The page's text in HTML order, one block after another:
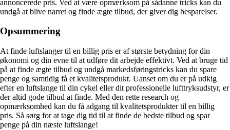
annoncerede pris. Ved at være opmærksom på sådanne tricks kan du
undgå at blive narret og finde ægte tilbud, der giver dig besparelser.
Opsummering
At finde luftslanger til en billig pris er af største betydning for din
økonomi og din evne til at udføre dit arbejde effektivt. Ved at bruge tid
på at finde ægte tilbud og undgå markedsføringstricks kan du spare
penge og samtidig få et kvalitetsprodukt. Uanset om du er på udkig
efter en luftslange til din cykel eller dit professionelle lufttryksudstyr, er
der altid gode tilbud at finde. Med den rette research og
opmærksomhed kan du få adgang til kvalitetsprodukter til en billig
pris. Så sørg for at tage dig tid til at finde de bedste tilbud og spar
penge på din næste luftslange!